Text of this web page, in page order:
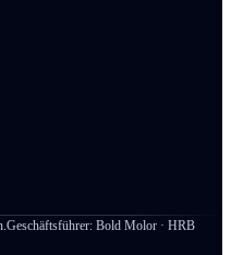
Geschäftsführer: Bold Molor · HRB